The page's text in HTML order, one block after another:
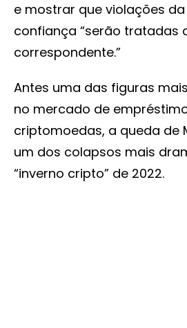
e mostrar que violações da
confiança “serão tratadas
correspondente.”
Antes uma das figuras
no mercado de
criptomoedas, a queda de
um dos colapsos mais
“inverno cripto” de 2022.